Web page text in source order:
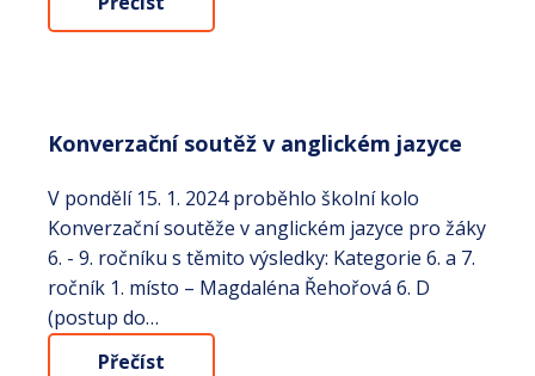
Konverzační soutěž v anglickém jazyce
V pondělí 15. 1. 2024 proběhlo školní kolo
Konverzační soutěže v anglickém jazyce pro žáky
6. - 9. ročníku s těmito výsledky: Kategorie 6. a 7.
ročník 1. místo – Magdaléna Řehořová 6. D
(postup do…
Přečíst